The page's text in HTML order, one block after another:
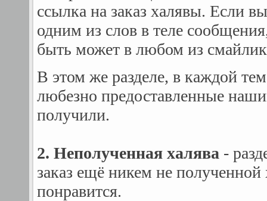
ссылка на заказ халявы. Если
одним из слов в теле
быть может в любом из
В этом же разделе, в каждой
любезно предоставленные
получили.
2. Неполученная халява -
заказ ещё никем не полученной
понравится.